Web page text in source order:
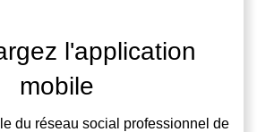
l'application
mobile
du réseau social professionnel de